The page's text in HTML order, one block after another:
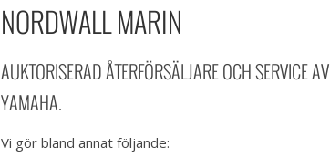
NORDWALL MARIN
AUKTORISERAD ÅTERFÖRSÄLJARE OCH SERVICE AV
YAMAHA.
Vi gör bland annat följande: